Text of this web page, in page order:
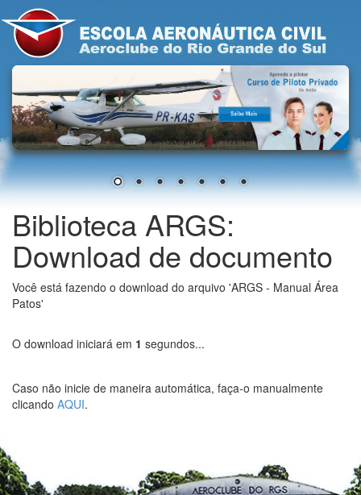
Biblioteca ARGS:
Download de documento
Você está fazendo o download do arquivo 'ARGS - Manual Área
Patos'
O download iniciará em 1 segundos...
Caso não inicie de maneira automática, faça-o manualmente
clicando AQUI.